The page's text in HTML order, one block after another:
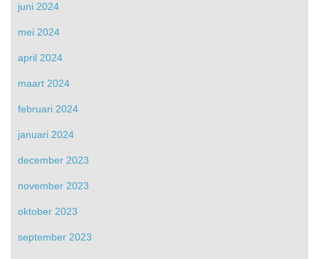
juni 2024
mei 2024
april 2024
maart 2024
februari 2024
januari 2024
december 2023
november 2023
oktober 2023
september 2023